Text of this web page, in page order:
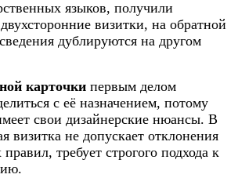
языков, получили
визитки, на обратной
дублируются на другом
карточки первым делом
с её назначением, потому
свои дизайнерские нюансы. В
визитка не допускает отклонения
требует строгого подхода к